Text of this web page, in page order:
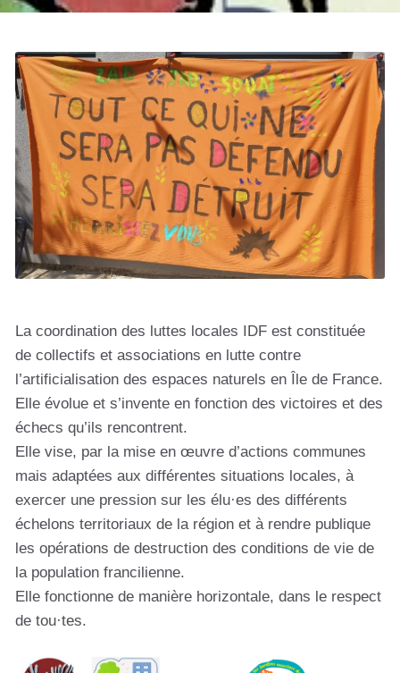
La coordination des luttes locales IDF est constituée
de collectifs et associations en lutte contre
l’artificialisation des espaces naturels en Île de France.
Elle évolue et s’invente en fonction des victoires et des
échecs qu’ils rencontrent.
Elle vise, par la mise en œuvre d’actions communes
mais adaptées aux différentes situations locales, à
exercer une pression sur les élu·es des différents
échelons territoriaux de la région et à rendre publique
les opérations de destruction des conditions de vie de
la population francilienne.
Elle fonctionne de manière horizontale, dans le respect
de tou·tes.